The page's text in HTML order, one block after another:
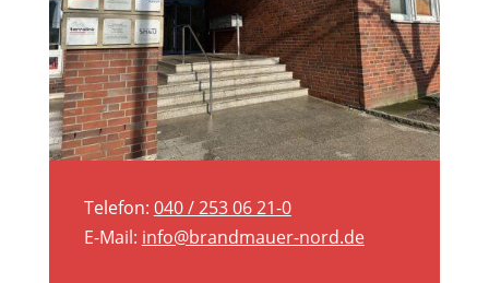
Telefon: 040 / 253 06 21-0
E-Mail: info@brandmauer-nord.de